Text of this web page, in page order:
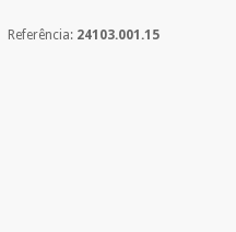
Referência: 24103.001.15